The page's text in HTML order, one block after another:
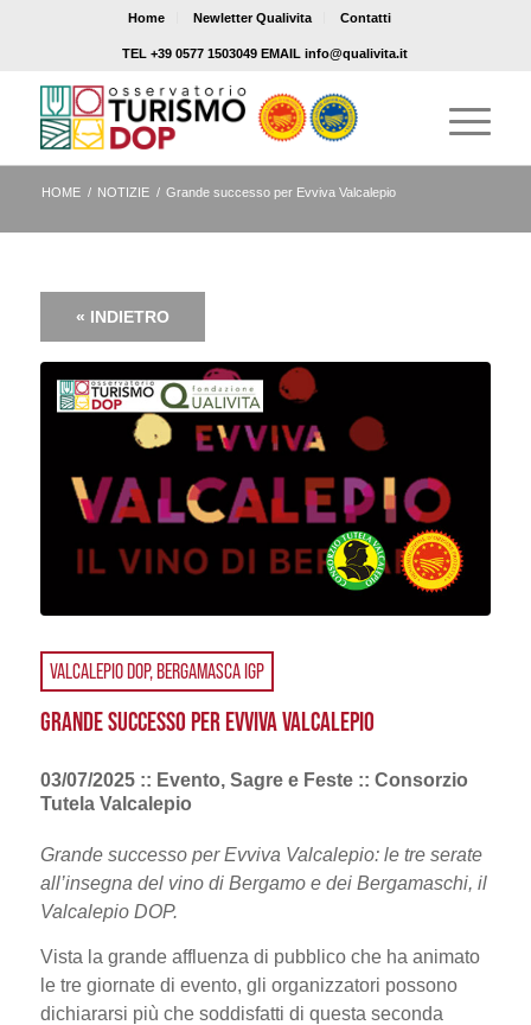
Home Newletter Qualivita Contatti
TEL +39 0577 1503049 EMAIL info@qualivita.it
HOME / NOTIZIE / Grande successo per Evviva Valcalepio
« INDIETRO
VALCALEPIO DOP, BERGAMASCA IGP
GRANDE SUCCESSO PER EVVIVA VALCALEPIO
03/07/2025 :: Evento, Sagre e Feste :: Consorzio
Tutela Valcalepio
Grande successo per Evviva Valcalepio: le tre serate
all’insegna del vino di Bergamo e dei Bergamaschi, il
Valcalepio DOP.
Vista la grande affluenza di pubblico che ha animato
le tre giornate di evento, gli organizzatori possono
dichiararsi più che soddisfatti di questa seconda